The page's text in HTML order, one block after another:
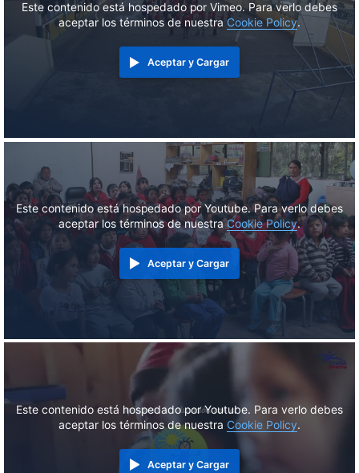
Este contenido está hospedado por Vimeo. Para verlo debes
aceptar los términos de nuestra Cookie Policy.
Aceptar y Cargar
Este contenido está hospedado por Youtube. Para verlo debes
aceptar los términos de nuestraCookie Policy.
Aceptar y Cargar
Este contenido está hospedado por Youtube. Para verlo debes
aceptar los términos de nuestra Cookie Policy.
Aceptar y Cargar